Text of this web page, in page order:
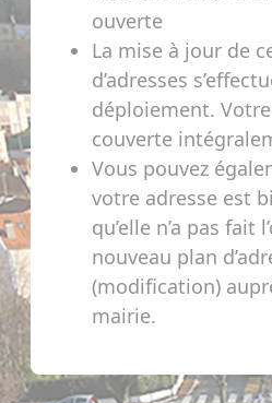
ouverte
La mise à jour de
d’adresses
déploiement.
couverte
Vous pouvez
votre adresse est
qu’elle n’a pas fait
nouveau plan
(modification)
mairie.